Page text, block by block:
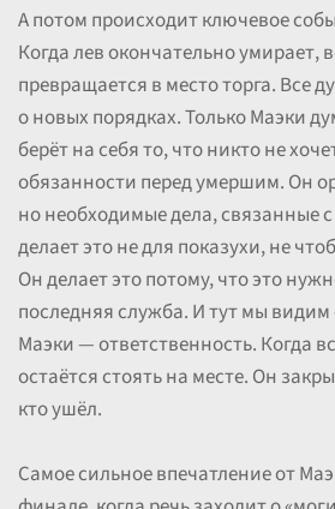
А потом происходит ключевое
Когда лев окончательно умирает,
превращается в место торга. Все
о новых порядках. Только Маэки
берёт на себя то, что никто не
обязанности перед умершим. Он
но необходимые дела, связанные
делает это не для показухи, не
Он делает это потому, что это
последняя служба. И тут мы видим
Маэки — ответственность. Когда
остаётся стоять на месте. Он
кто ушёл.
Самое сильное впечатление от